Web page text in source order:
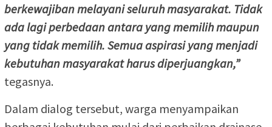
berkewajiban melayani seluruh masyarakat. Tidak
ada lagi perbedaan antara yang memilih maupun
yang tidak memilih. Semua aspirasi yang menjadi
kebutuhan masyarakat harus diperjuangkan,”
tegasnya.
Dalam dialog tersebut, warga menyampaikan